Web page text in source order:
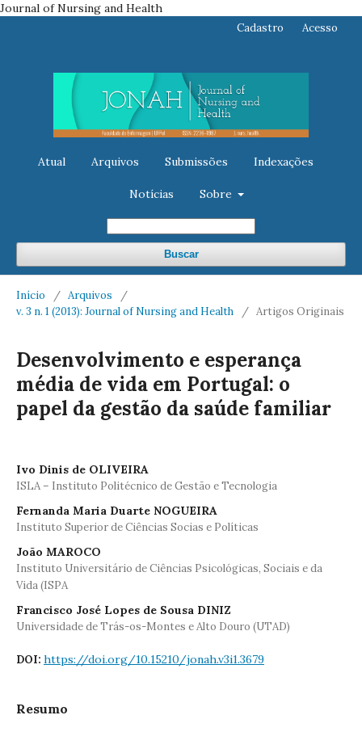
Journal of Nursing and Health
Atual Arquivos Submissões Indexações
Notícias Sobre
Buscar
Cadastro Acesso
Início / Arquivos
/
v. 3 n. 1 (2013): Journal of Nursing and Health
/ Artigos Originais
Desenvolvimento e esperança
média de vida em Portugal: o
papel da gestão da saúde familiar
Ivo Dinis de OLIVEIRA
ISLA – Instituto Politécnico de Gestão e Tecnologia
Fernanda Maria Duarte NOGUEIRA
Instituto Superior de Ciências Socias e Políticas
João MAROCO
Instituto Universitário de Ciências Psicológicas, Sociais e da
Vida (ISPA
Francisco José Lopes de Sousa DINIZ
Universidade de Trás-os-Montes e Alto Douro (UTAD)
DOI: https://doi.org/10.15210/jonah.v3i1.3679
Resumo